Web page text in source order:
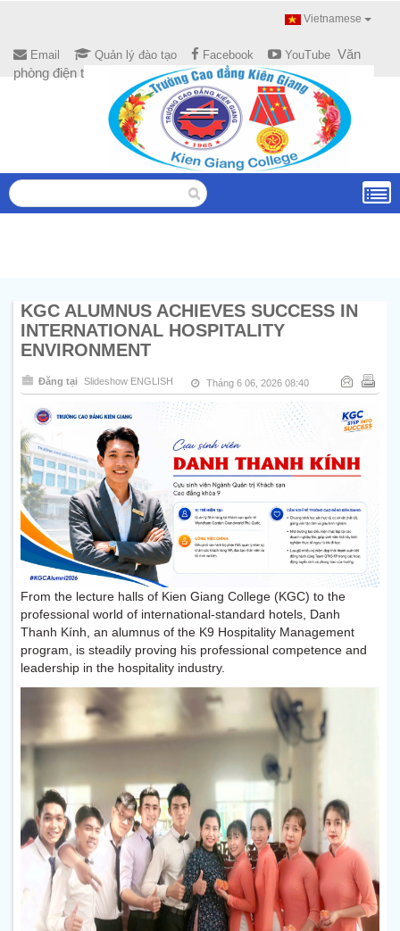
Vietnamese
Email Quản lý đào tạo Facebook YouTube Văn
phòng điện tử
KGC ALUMNUS ACHIEVES SUCCESS IN
INTERNATIONAL HOSPITALITY
ENVIRONMENT
Đăng tại Slideshow ENGLISH Tháng 6 06, 2026 08:40
From the lecture halls of Kien Giang College (KGC) to the
professional world of international-standard hotels, Danh
Thanh Kính, an alumnus of the K9 Hospitality Management
program, is steadily proving his professional competence and
leadership in the hospitality industry.